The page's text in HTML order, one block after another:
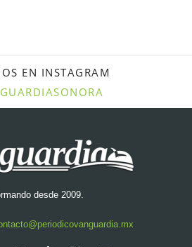
EN INSTAGRAM
desde 2009.